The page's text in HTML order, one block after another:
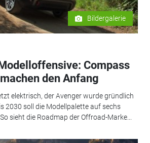
Bildergalerie
Compass
den Anfang
elektrisch, der Avenger wurde gründlich
2030 soll die Modellpalette auf sechs
sieht die Roadmap der Offroad-Marke...